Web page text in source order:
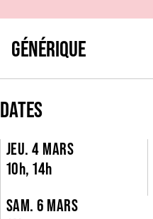
GÉNÉRIQUE
DATES
JEU. 4 MARS
10h, 14h
SAM. 6 MARS